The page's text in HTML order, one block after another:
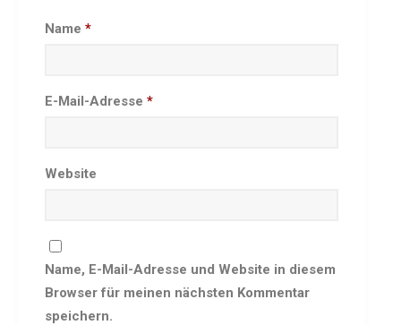
Name *
E-Mail-Adresse *
Website
Name, E-Mail-Adresse und Website in diesem
Browser für meinen nächsten Kommentar
speichern.